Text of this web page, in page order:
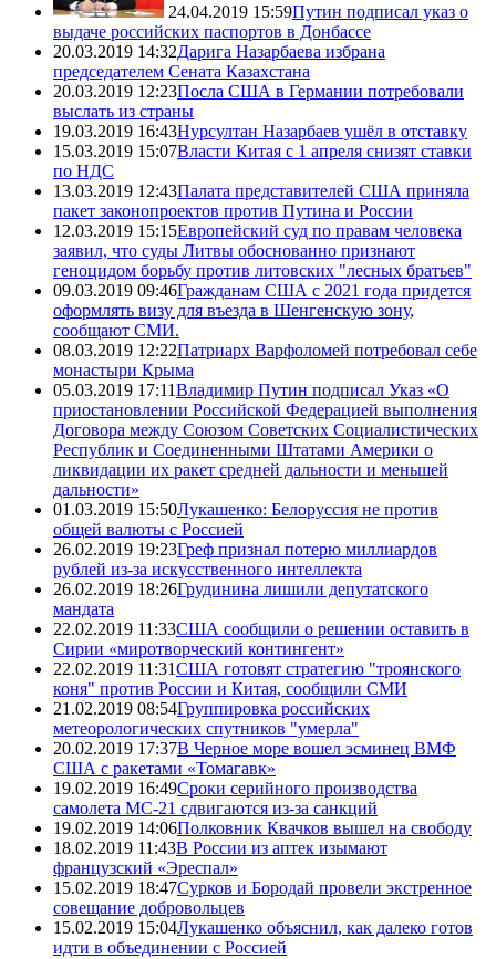
24.04.2019 15:59Путин подписал указ о
выдаче российских паспортов в Донбассе
20.03.2019 14:32Дарига Назарбаева избрана
председателем Сената Казахстана
20.03.2019 12:23Посла США в Германии потребовали
выслать из страны
19.03.2019 16:43Нурсултан Назарбаев ушёл в отставку
15.03.2019 15:07Власти Китая с 1 апреля снизят ставки
по НДС
13.03.2019 12:43Палата представителей США приняла
пакет законопроектов против Путина и России
12.03.2019 15:15Европейский суд по правам человека
заявил, что суды Литвы обоснованно признают
геноцидом борьбу против литовских "лесных братьев"
09.03.2019 09:46Гражданам США с 2021 года придется
оформлять визу для въезда в Шенгенскую зону,
сообщают СМИ.
08.03.2019 12:22Патриарх Варфоломей потребовал себе
монастыри Крыма
05.03.2019 17:11Владимир Путин подписал Указ «О
приостановлении Российской Федерацией выполнения
Договора между Союзом Советских Социалистических
Республик и Соединенными Штатами Америки о
ликвидации их ракет средней дальности и меньшей
дальности»
01.03.2019 15:50Лукашенко: Белоруссия не против
общей валюты с Россией
26.02.2019 19:23Греф признал потерю миллиардов
рублей из-за искусственного интеллекта
26.02.2019 18:26Грудинина лишили депутатского
мандата
22.02.2019 11:33США сообщили о решении оставить в
Сирии «миротворческий контингент»
22.02.2019 11:31США готовят стратегию "троянского
коня" против России и Китая, сообщили СМИ
21.02.2019 08:54Группировка российских
метеорологических спутников "умерла"
20.02.2019 17:37В Черное море вошел эсминец ВМФ
США с ракетами «Томагавк»
19.02.2019 16:49Сроки серийного производства
самолета МС-21 сдвигаются из-за санкций
19.02.2019 14:06Полковник Квачков вышел на свободу
18.02.2019 11:43В России из аптек изымают
французский «Эреспал»
15.02.2019 18:47Сурков и Бородай провели экстренное
совещание добровольцев
15.02.2019 15:04Лукашенко объяснил, как далеко готов
идти в объединении с Россией